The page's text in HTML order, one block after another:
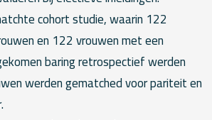
cohort studie, waarin 122
en 122 vrouwen met een
baring retrospectief werden
werden gematched voor pariteit en